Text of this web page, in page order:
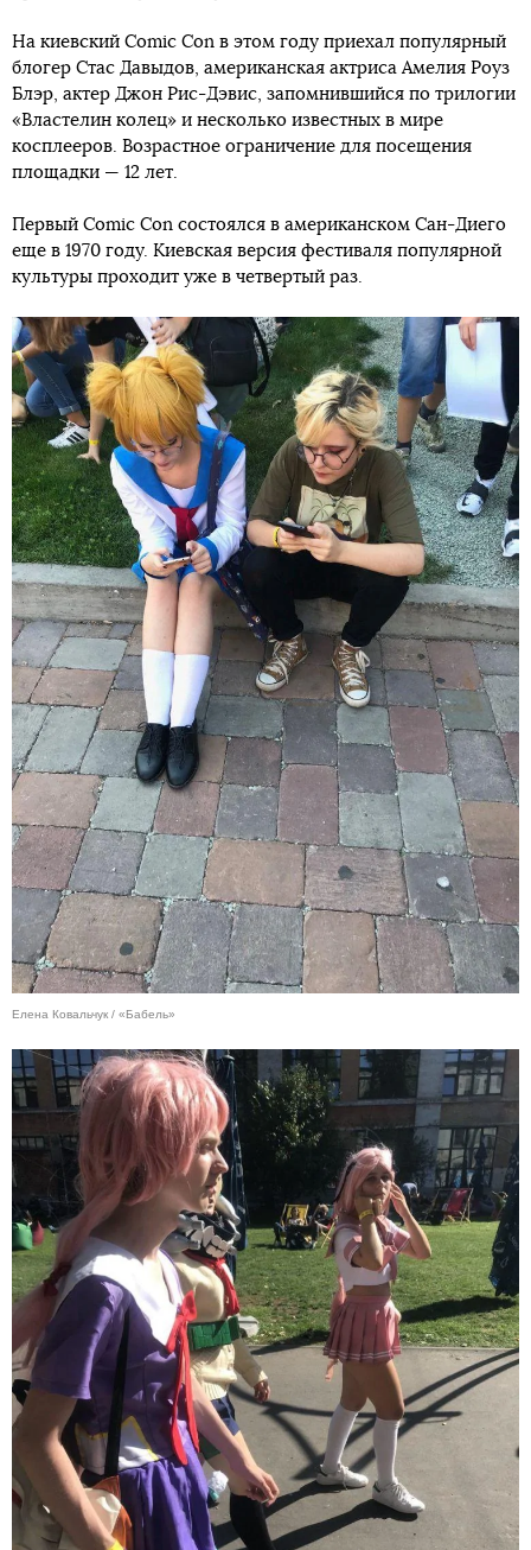
На киевский Comic Con в этом году приехал популярный
блогер Стас Давыдов, американская актриса Амелия Роуз
Блэр, актер Джон Рис-Дэвис, запомнившийся по трилогии
«Властелин колец» и несколько известных в мире
косплееров. Возрастное ограничение для посещения
площадки — 12 лет.
Первый Comic Con состоялся в американском Сан-Диего
еще в 1970 году. Киевская версия фестиваля популярной
культуры проходит уже в четвертый раз.
Елена Ковальчук / «Бабель»